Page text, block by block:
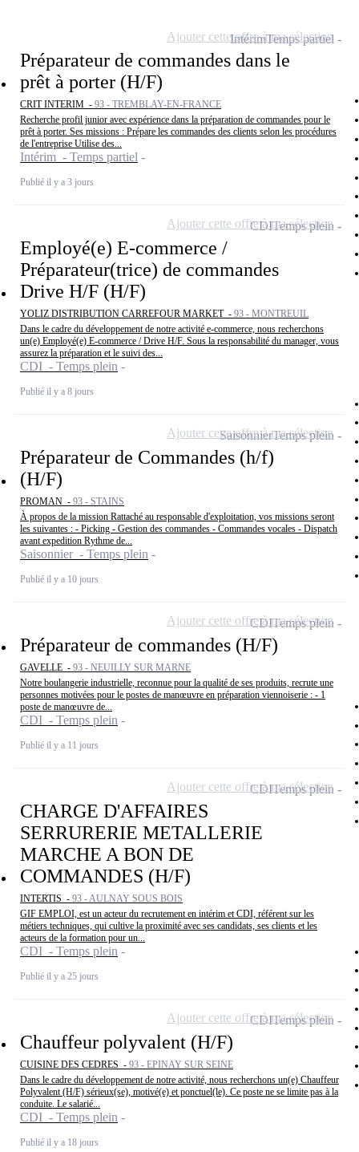
Préparateur de commandes dans le
prêt à porter (H/F)
CRIT INTERIM - 93 - TREMBLAY-EN-FRANCE
Recherche profil junior avec expérience dans la préparation de commandes pour le
prêt à porter. Ses missions : Prépare les commandes des clients selon les procédures
de l'entreprise Utilise des...
Intérim - Temps partiel
Publié il y a 3 jours
IntérimTemps partiel
Ajouter cette offre à ma sélection
Employé(e) E-commerce /
Préparateur(trice) de commandes
Drive H/F (H/F)
YOLIZ DISTRIBUTION CARREFOUR MARKET - 93 - MONTREUIL
Dans le cadre du développement de notre activité e-commerce, nous recherchons
un(e) Employé(e) E-commerce / Drive H/F. Sous la responsabilité du manager, vous
assurez la préparation et le suivi des...
CDI - Temps plein
Publié il y a 8 jours
CDITemps plein
Ajouter cette offre à ma sélection
Préparateur de Commandes (h/f)
(H/F)
PROMAN - 93 - STAINS
À propos de la mission Rattaché au responsable d'exploitation, vos missions seront
les suivantes : - Picking - Gestion des commandes - Commandes vocales - Dispatch
avant expedition Rythme de...
Saisonnier - Temps plein
Publié il y a 10 jours
SaisonnierTemps plein
Ajouter cette offre à ma sélection
Préparateur de commandes (H/F)
GAVELLE - 93 - NEUILLY SUR MARNE
Notre boulangerie industrielle, reconnue pour la qualité de ses produits, recrute une
personnes motivées pour le postes de manœuvre en préparation viennoiserie : - 1
poste de manœuvre de...
CDI - Temps plein
Publié il y a 11 jours
CDITemps plein
Ajouter cette offre à ma sélection
CHARGE D'AFFAIRES
SERRURERIE METALLERIE
MARCHE A BON DE
COMMANDES (H/F)
INTERTIS - 93 - AULNAY SOUS BOIS
GIF EMPLOI, est un acteur du recrutement en intérim et CDI, référent sur les
métiers techniques, qui cultive la proximité avec ses candidats, ses clients et les
acteurs de la formation pour un...
CDI - Temps plein
Publié il y a 25 jours
CDITemps plein
Ajouter cette offre à ma sélection
Chauffeur polyvalent (H/F)
CUISINE DES CEDRES - 93 - EPINAY SUR SEINE
Dans le cadre du développement de notre activité, nous recherchons un(e) Chauffeur
Polyvalent (H/F) sérieux(se), motivé(e) et ponctuel(le). Ce poste ne se limite pas à la
conduite. Le salarié...
CDI - Temps plein
Publié il y a 18 jours
CDITemps plein
Ajouter cette offre à ma sélection